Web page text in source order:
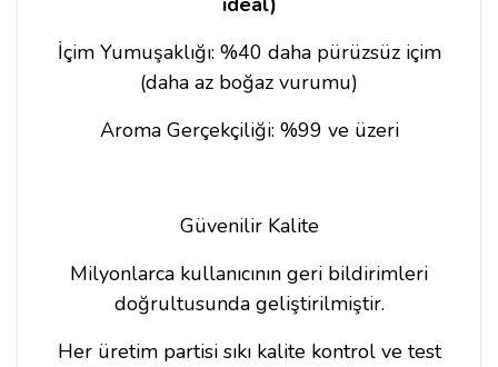
İçim Yumuşaklığı: %40 daha pürüzsüz içim
(daha az boğaz vurumu)
Aroma Gerçekçiliği: %99 ve üzeri
Güvenilir Kalite
Milyonlarca kullanıcının geri bildirimleri
doğrultusunda geliştirilmiştir.
Her üretim partisi sıkı kalite kontrol ve test